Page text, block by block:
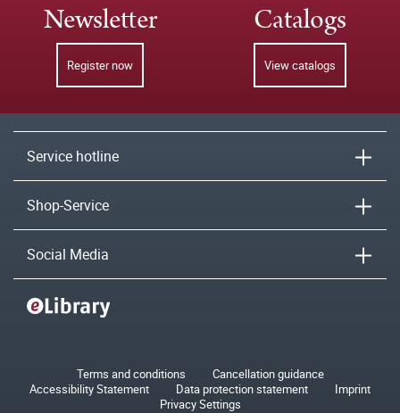
Newsletter
Register now
Catalogs
View catalogs
Service hotline
Shop-Service
Social Media
Terms and conditions
Cancellation guidance
Accessibility Statement
Data protection statement
Imprint
Privacy Settings